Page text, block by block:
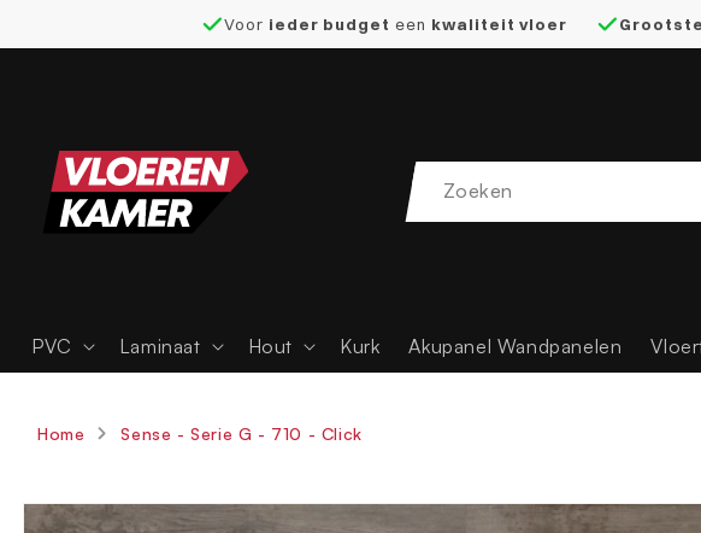
Voor ieder budget een kwaliteit vloer
PVC Laminaat Hout Kurk Akupanel Wandpanelen
Home Sense - Serie G - 710 - Click
Ga direct naar